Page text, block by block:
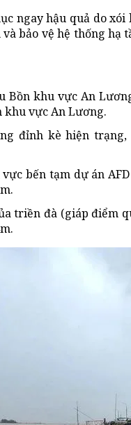
ngay hậu quả do
bảo vệ hệ thống
Bồn khu vực An
khu vực An Lương.
đỉnh kè hiện
bến tạm dự án
triền đà (giáp điểm